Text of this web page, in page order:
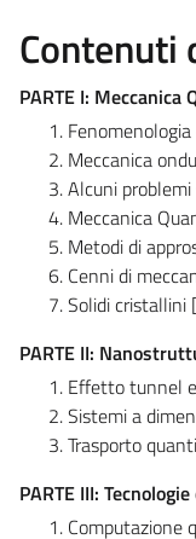
Contenuti
PARTE I: Meccanica
Meccanica
Alcuni
Meccanica
Metodi di
Cenni di
Solidi cristallini
PARTE II:
Effetto tunnel
Sistemi a
Trasporto
PARTE III:
Computazione